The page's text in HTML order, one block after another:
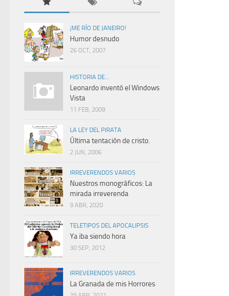
¡ME RÍO DE JANEIRO!
Humor desnudo
26 OCT, 2007
HISTORIA DE...
Leonardo inventó el Windows
Vista
11 FEB, 2009
LA LEY DEL PIRATA
Última tentación de cristo.
2 JUN, 2006
IRREVERENDOS VARIOS
Nuestros monográficos: La
mirada irreverenda
9 ABR, 2020
TELETIPOS DEL APOCALIPSIS
Ya iba siendo hora
30 SEP, 2012
IRREVERENDOS VARIOS
La Granada de mis Horrores